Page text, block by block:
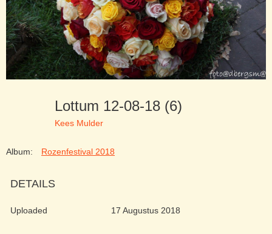
Lottum 12-08-18 (6)
Kees Mulder
Album: Rozenfestival 2018
DETAILS
Uploaded 17 Augustus 2018